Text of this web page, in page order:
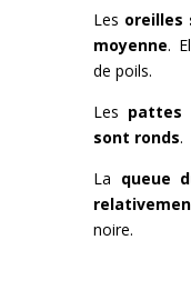
Les oreilles
moyenne.
de poils.
Les pattes
sont ronds.
La queue
noire.